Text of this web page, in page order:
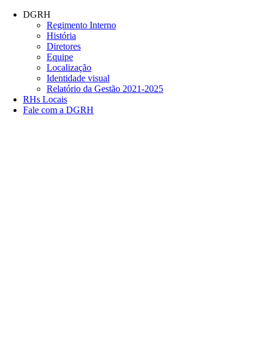
Conteúdo principal
DGRH
Regimento Interno
História
Diretores
Equipe
Localização
Identidade visual
Relatório da Gestão 2021-2025
RHs Locais
Fale com a DGRH